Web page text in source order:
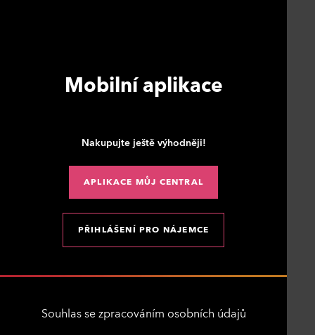
Mobilní aplikace
Nakupujte ještě výhodněji!
APLIKACE MŮJ CENTRAL
PŘIHLÁŠENÍ PRO NÁJEMCE
Souhlas se zpracováním osobních údajů